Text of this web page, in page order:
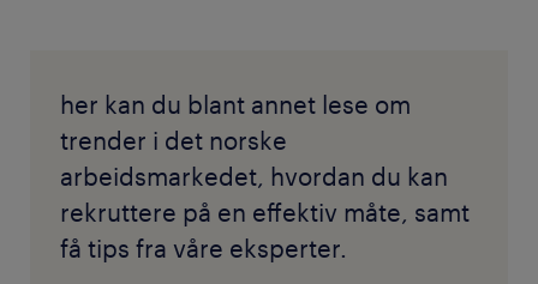
her kan du blant annet lese om
trender i det norske
arbeidsmarkedet, hvordan du kan
rekruttere på en effektiv måte, samt
få tips fra våre eksperter.